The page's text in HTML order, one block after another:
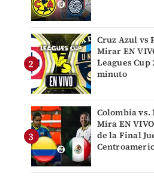
Cruz Azul vs
Mirar EN
Leagues Cup
minuto
Colombia vs.
Mira EN
de la Final